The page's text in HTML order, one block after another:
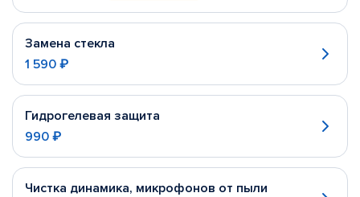
Замена стекла
1 590 ₽
Гидрогелевая защита
990 ₽
Чистка динамика, микрофонов от пыли